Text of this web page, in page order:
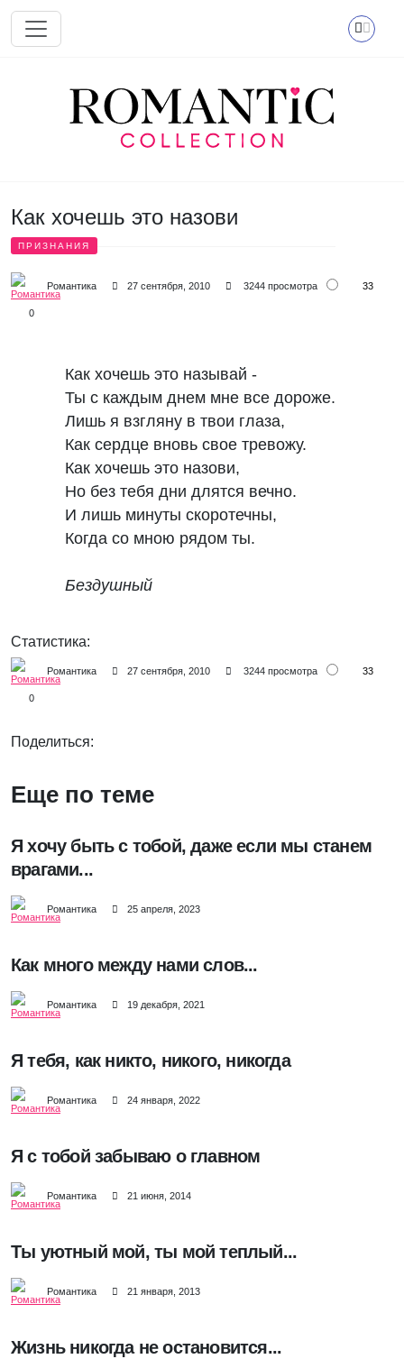
Перейти к основному содержанию
Как хочешь это назови
ПРИЗНАНИЯ
Романтика 27 сентября, 2010 3244 просмотра 33
0
Как хочешь это называй -
Ты с каждым днем мне все дороже.
Лишь я взгляну в твои глаза,
Как сердце вновь свое тревожу.
Как хочешь это назови,
Но без тебя дни длятся вечно.
И лишь минуты скоротечны,
Когда со мною рядом ты.
Бездушный
Статистика:
Романтика 27 сентября, 2010 3244 просмотра 33
0
Поделиться:
Еще по теме
Я хочу быть с тобой, даже если мы станем
врагами...
Романтика 25 апреля, 2023
Как много между нами слов...
Романтика 19 декабря, 2021
Я тебя, как никто, никого, никогда
Романтика 24 января, 2022
Я с тобой забываю о главном
Романтика 21 июня, 2014
Ты уютный мой, ты мой теплый...
Романтика 21 января, 2013
Жизнь никогда не остановится...